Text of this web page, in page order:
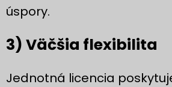
úspory.
3) Väčšia flexibilita
Jednotná licencia